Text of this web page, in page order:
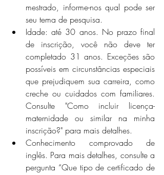
mestrado, informe-nos qual pode ser
seu tema de pesquisa.
Idade: até 30 anos. No prazo final
de inscrição, você não deve ter
completado 31 anos. Exceções são
possíveis em circunstâncias especiais
que prejudiquem sua carreira, como
creche ou cuidados com familiares.
Consulte "Como incluir licença-
maternidade ou similar na minha
inscrição?" para mais detalhes.
Conhecimento comprovado de
inglês. Para mais detalhes, consulte a
pergunta “Que tipo de certificado de